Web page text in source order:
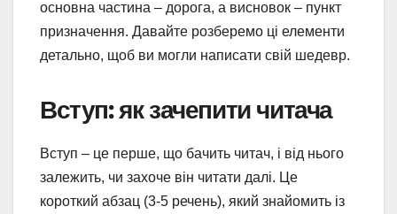
основна частина – дорога, а висновок – пункт
призначення. Давайте розберемо ці елементи
детально, щоб ви могли написати свій шедевр.
Вступ: як зачепити читача
Вступ – це перше, що бачить читач, і від нього
залежить, чи захоче він читати далі. Це
короткий абзац (3-5 речень), який знайомить із